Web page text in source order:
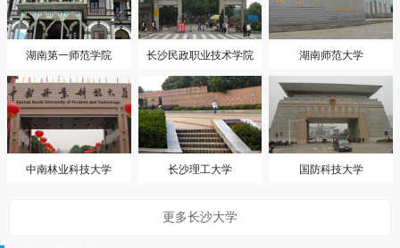
湖南第一师范学院 长沙民政职业技术学院 湖南师范大学
中南林业科技大学 长沙理工大学 国防科技大学
更多长沙大学